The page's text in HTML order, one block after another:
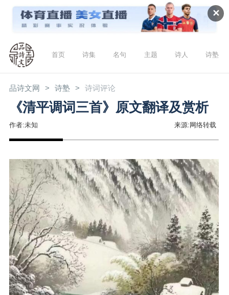
✕
首页 诗集 名句 主题 诗人 诗塾
品诗文网 诗塾 诗词评论
《清平调词三首》原文翻译及赏析
作者:未知 来源:网络转载